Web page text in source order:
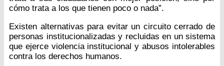
cómo trata a los que tienen poco o nada”.
Existen alternativas para evitar un circuito cerrado de
personas institucionalizadas y recluidas en un sistema
que ejerce violencia institucional y abusos intolerables
contra los derechos humanos.